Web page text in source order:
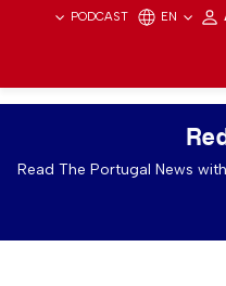
PODCAST EN
Read The Portugal News